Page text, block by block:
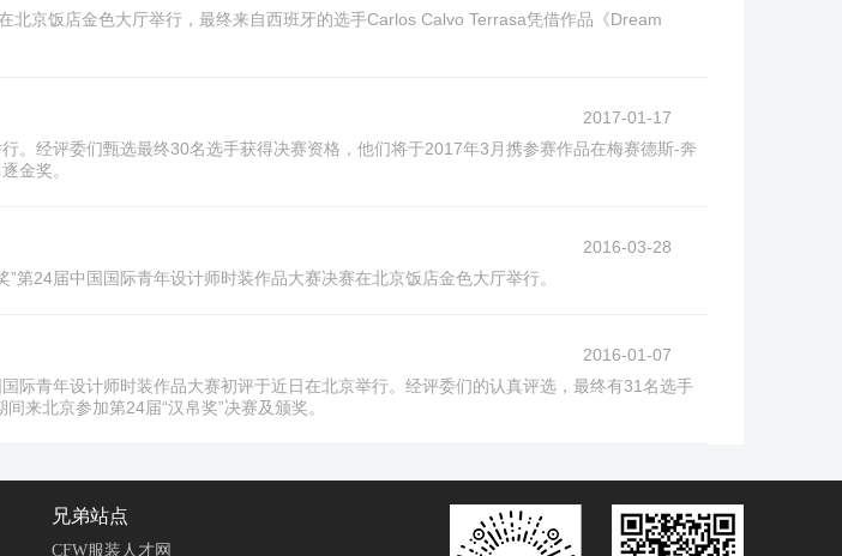
京饭店金色大厅举行，最终来自西班牙的选手Carlos Calvo Terrasa凭借作品《Dream
2017-01-17
。经评委们甄选最终30名选手获得决赛资格，他们将于2017年3月携参赛作品在梅赛德斯-奔
金奖。
2016-03-28
24届中国国际青年设计师时装作品大赛决赛在北京饭店金色大厅举行。
2016-01-07
际青年设计师时装作品大赛初评于近日在北京举行。经评委们的认真评选，最终有31名选手
来北京参加第24届“汉帛奖”决赛及颁奖。
兄弟站点
CFW服装人才网